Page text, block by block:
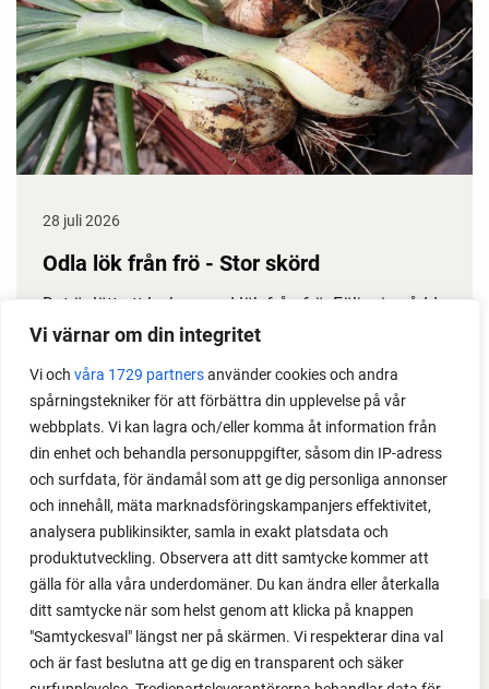
Vi värnar om din integritet
Vi och våra 1729 partnersanvänder cookies och andra
spårningstekniker för att förbättra din upplevelse på vår
webbplats. Vi kan lagra och/eller komma åt information från
din enhet och behandla personuppgifter, såsom din IP-adress
och surfdata, för ändamål som att ge dig personliga annonser
och innehåll, mäta marknadsföringskampanjers effektivitet,
analysera publikinsikter, samla in exakt platsdata och
produktutveckling. Observera att ditt samtycke kommer att
gälla för alla våra underdomäner. Du kan ändra eller återkalla
ditt samtycke när som helst genom att klicka på knappen
"Samtyckesval" längst ner på skärmen. Vi respekterar dina val
och är fast beslutna att ge dig en transparent och säker
28 juli 2026
Odla lök från frö - Stor skörd
Det är lätt att lyckas med lök från frö. Följ min sådd
under säsongen och få tips om hur du sår, skolar
FACEBOOK